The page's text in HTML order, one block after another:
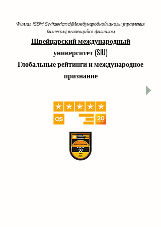
Филиал ISBM Switzerland (Международной школы управления
бизнесом), являющийся филиалом
Швейцарский международный
университет (SIU)
Глобальные рейтинги и международное
признание